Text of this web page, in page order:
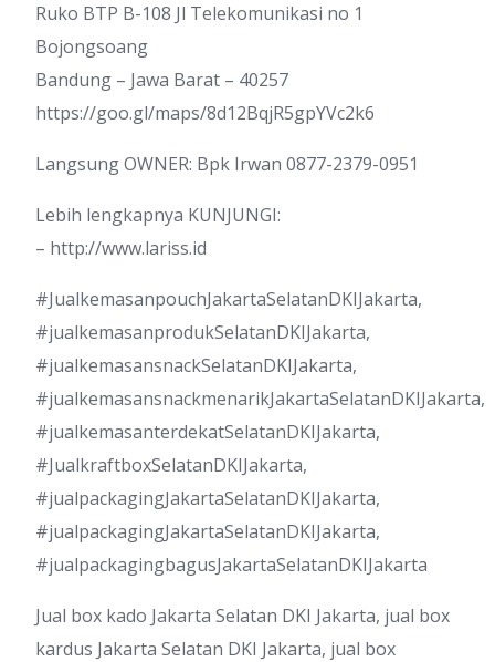
Ruko BTP B-108 Jl Telekomunikasi no 1
Bojongsoang
Bandung – Jawa Barat – 40257
https://goo.gl/maps/8d12BqjR5gpYVc2k6
Langsung OWNER: Bpk Irwan 0877-2379-0951
Lebih lengkapnya KUNJUNGI:
– http://www.lariss.id
#JualkemasanpouchJakartaSelatanDKIJakarta,
#jualkemasanprodukSelatanDKIJakarta,
#jualkemasansnackSelatanDKIJakarta,
#jualkemasansnackmenarikJakartaSelatanDKIJakarta,
#jualkemasanterdekatSelatanDKIJakarta,
#JualkraftboxSelatanDKIJakarta,
#jualpackagingJakartaSelatanDKIJakarta,
#jualpackagingJakartaSelatanDKIJakarta,
#jualpackagingbagusJakartaSelatanDKIJakarta
Jual box kado Jakarta Selatan DKI Jakarta, jual box
kardus Jakarta Selatan DKI Jakarta, jual box